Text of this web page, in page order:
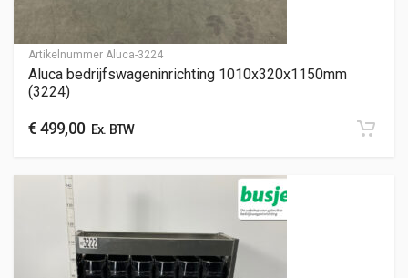
Artikelnummer Aluca-3224
Aluca bedrijfswageninrichting 1010x320x1150mm
(3224)
€499,00Ex. BTW